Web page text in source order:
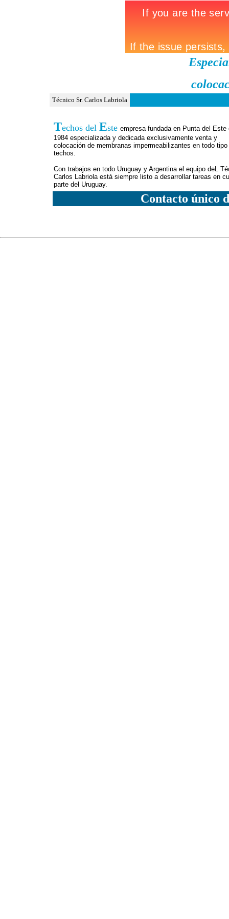
Técnico Sr. Carlos Labriola
Techos del Este empresa fundada en Punta del Este
1984 especializada y dedicada exclusivamente venta y
colocación de membranas impermeabilizantes en todo tipo
techos.
Con trabajos en todo Uruguay y Argentina el equipo deL
Carlos Labriola está siempre listo a desarrollar tareas en
parte del Uruguay.
Contacto único